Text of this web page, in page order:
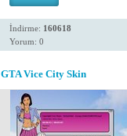
İndirme: 160618
Yorum: 0
GTA Vice City Skin